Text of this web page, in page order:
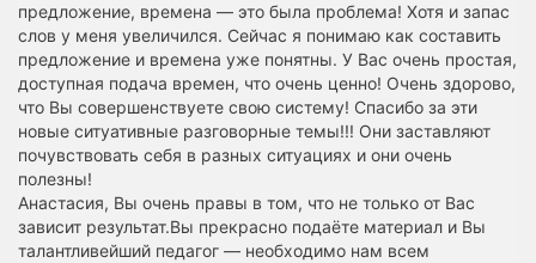
предложение, времена — это была проблема! Хотя и запас
слов у меня увеличился. Сейчас я понимаю как составить
предложение и времена уже понятны. У Вас очень простая,
доступная подача времен, что очень ценно! Очень здорово,
что Вы совершенствуете свою систему! Спасибо за эти
новые ситуативные разговорные темы!!! Они заставляют
почувствовать себя в разных ситуациях и они очень
полезны!
Анастасия, Вы очень правы в том, что не только от Вас
зависит результат.Вы прекрасно подаёте материал и Вы
талантливейший педагог — необходимо нам всем